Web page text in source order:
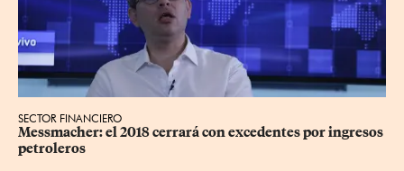
SECTOR FINANCIERO
Messmacher: el 2018 cerrará con excedentes por ingresos
petroleros